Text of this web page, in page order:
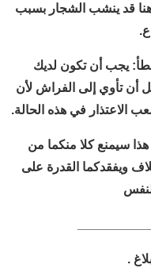
قد ينشب الشجار بسبب
يجب أن تكون لديك
أن تأوي إلى الفراش لأن
الاعتذار في هذه الحالة.
سيمنع كلا منكما من
ويفقدكما القدرة على
.